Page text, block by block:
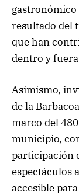
resultado del
que han
dentro y
Asimismo,
de la
marco del
municipio,
participación
espectáculos
accesible